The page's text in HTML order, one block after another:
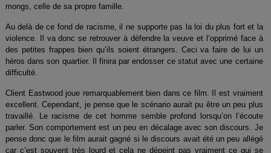
mongs, celle de sa propre famille.
Au delà de ce fond de racisme, il ne supporte pas la loi du plus fort et la
violence. Il va donc se retrouver à défendre la veuve et l’opprimé face à
des petites frappes bien qu’ils soient étrangers. Ceci va faire de lui un
héros dans son quartier. Il finira par endosser ce statut avec une certaine
difficulté.
Client Eastwood joue remarquablement bien dans ce film. Il est vraiment
excellent. Cependant, je pense que le scénario aurait pu être un peu plus
travaillé. Le racisme de cet homme semble profond lorsqu’on l’écoute
parler. Son comportement est un peu en décalage avec son discours. Je
pense donc que le film aurait gagné si le discours avait été un peu allégé
car c’est souvent très lourd et cela ne dépeint pas vraiment ce qui se